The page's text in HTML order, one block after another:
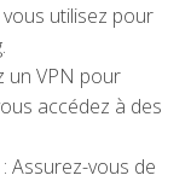
utilisez pour
un VPN pour
accédez à des
: Assurez-vous de